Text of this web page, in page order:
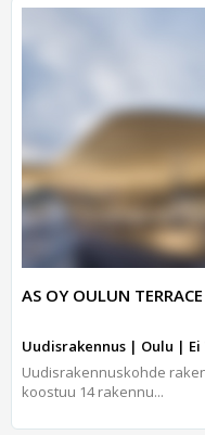
AS OY OULUN TERRACE
Uudisrakennus | Oulu | Ei
Uudisrakennuskohde
koostuu 14 rakennu...